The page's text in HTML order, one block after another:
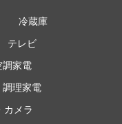
冷蔵庫
テレビ
調家電
調理家電
カメラ